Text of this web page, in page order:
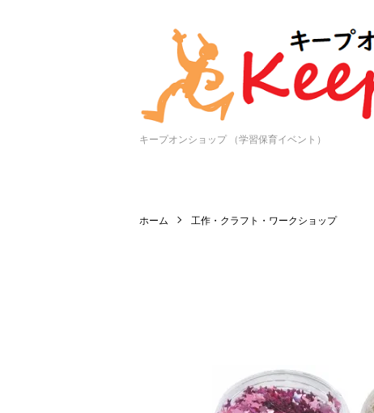
キープオンショップ （学習保育イベント）
ホーム 工作・クラフト・ワークショップ